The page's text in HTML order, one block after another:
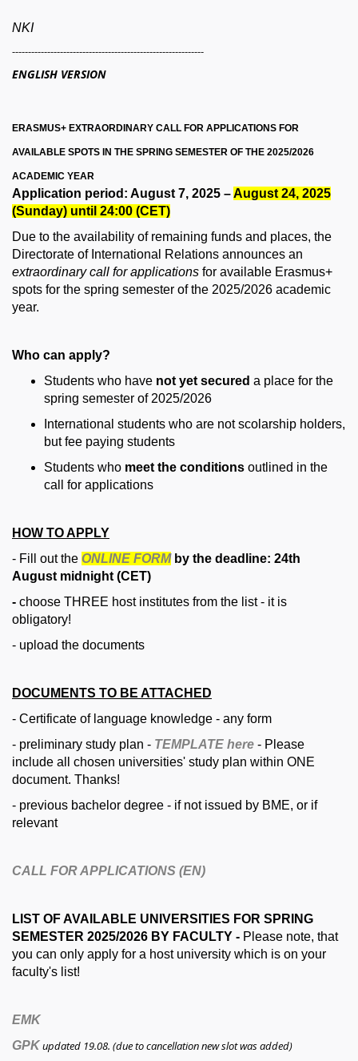
NKI
------------------------------------------------------------
ENGLISH VERSION
ERASMUS+ EXTRAORDINARY CALL FOR APPLICATIONS FOR
AVAILABLE SPOTS IN THE SPRING SEMESTER OF THE 2025/2026
ACADEMIC YEAR
Application period: August 7, 2025 –August 24, 2025
(Sunday) until 24:00 (CET)
Due to the availability of remaining funds and places, the
Directorate of International Relations announces an
extraordinary call for applications for available Erasmus+
spots for the spring semester of the 2025/2026 academic
year.
Who can apply?
Students who have not yet secured a place for the
spring semester of 2025/2026
International students who are not scolarship holders,
but fee paying students
Students who meet the conditions outlined in the
call for applications
HOW TO APPLY
- Fill out the ONLINE FORMby the deadline: 24th
August midnight (CET)
- choose THREE host institutes from the list - it is
obligatory!
- upload the documents
DOCUMENTS TO BE ATTACHED
- Certificate of language knowledge - any form
- preliminary study plan - TEMPLATE here - Please
include all chosen universities' study plan within ONE
document. Thanks!
- previous bachelor degree - if not issued by BME, or if
relevant
CALL FOR APPLICATIONS (EN)
LIST OF AVAILABLE UNIVERSITIES FOR SPRING
SEMESTER 2025/2026 BY FACULTY - Please note, that
you can only apply for a host university which is on your
faculty's list!
EMK
GPKupdated 19.08. (due to cancellation new slot was added)